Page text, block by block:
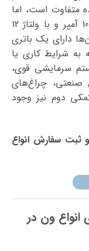
متفاوت است، اما
به‌صورت کلی باتری ون‌ها در بازه 45 تا 100 آمپر و با ولتاژ 12
دارای یک باتری
به شرایط کاری یا
سرمایشی قوی،
صنعتی، چراغ‌های
دوم نیز وجود
ثبت سفارش انواع
انواع ون‌ در